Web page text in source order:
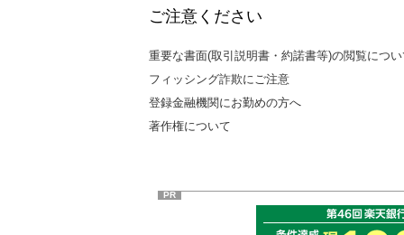
ご注意ください
重要な書面(取引説明書・約諾書等)の閲覧につ
フィッシング詐欺にご注意
登録金融機関にお勤めの方へ
著作権について
PR